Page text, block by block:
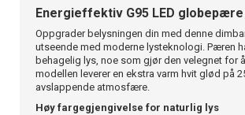
Energieffektiv G95 LED
Oppgrader belysningen din med denne
utseende med moderne lysteknologi. Pæren
behagelig lys, noe som gjør den velegnet for
modellen leverer en ekstra varm hvit glød på
avslappende atmosfære.
Høy fargegjengivelse for naturlig lys